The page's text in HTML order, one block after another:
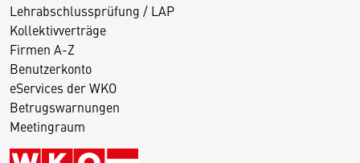
Lehrabschlussprüfung / LAP
Kollektivverträge
Firmen A-Z
Benutzerkonto
eServices der WKO
Betrugswarnungen
Meetingraum